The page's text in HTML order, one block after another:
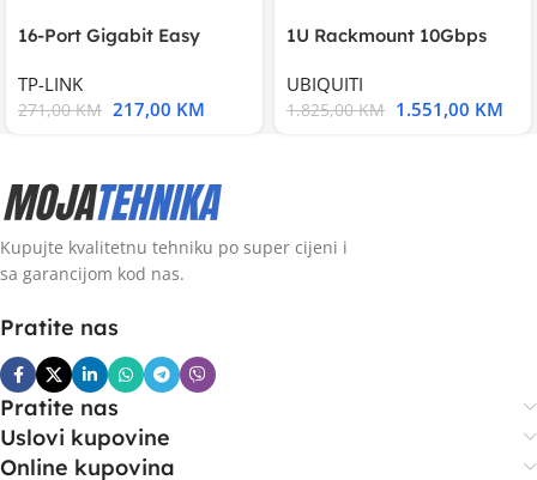
16-Port Gigabit Easy
TP-LINK
271,00KM 217,00 KM
1U Rackmount 10Gbps
UBIQUITI
1.825,00KM 1.551,00 KM
Kupujte kvalitetnu tehniku po super cijeni i
sa garancijom kod nas.
Pratite nas
Pratite nas
Uslovi kupovine
Online kupovina